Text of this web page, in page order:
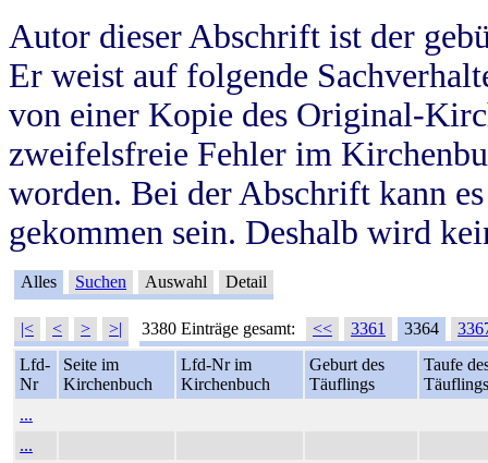
Autor dieser Abschrift ist der
Er weist auf folgende
von einer Kopie des Original-
zweifelsfreie Fehler im
worden. Bei der Abschrift kann
gekommen sein. Deshalb wird
Alles Suchen Auswahl Detail
|< < > >| 3380 Einträge gesamt: << 3361 3364
Lfd-
Nr
Seite im
Kirchenbuch
Lfd-Nr im
Kirchenbuch
Geburt des
Täuflings
Taufe
Täuflings
...
...